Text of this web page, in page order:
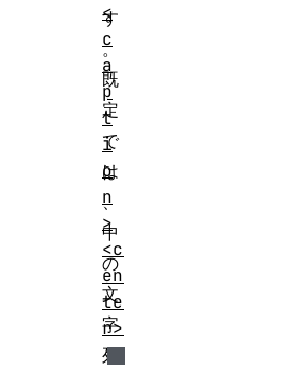
す
。
既
定
で
は
、
中
の
文
字
列
<
c
a
p
t
i
o
n
>
<c
en
te
r>